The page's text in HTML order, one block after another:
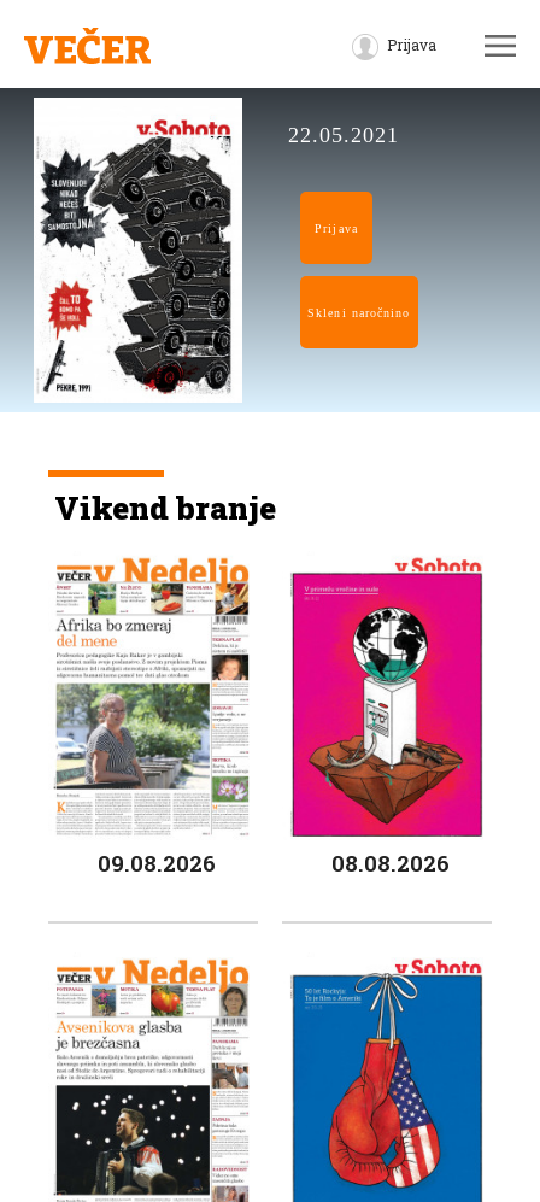
Prijava
22.05.2021
Prijava
Skleni naročnino
Vikend branje
09.08.2026 08.08.2026